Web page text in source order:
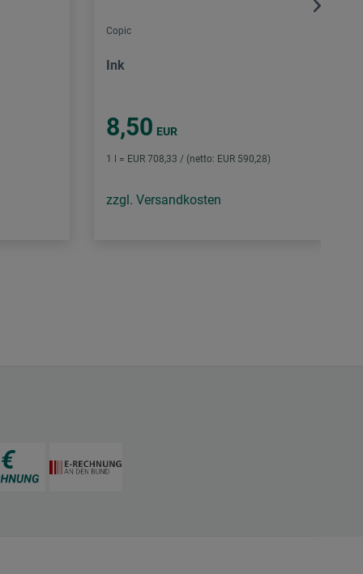
Copic
Ink
8,50 EUR
1 l = EUR 708,33 / (netto: EUR 590,28)
zzgl. Versandkosten